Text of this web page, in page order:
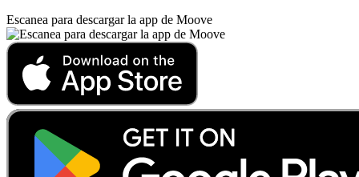
Escanea para descargar la app de Moove